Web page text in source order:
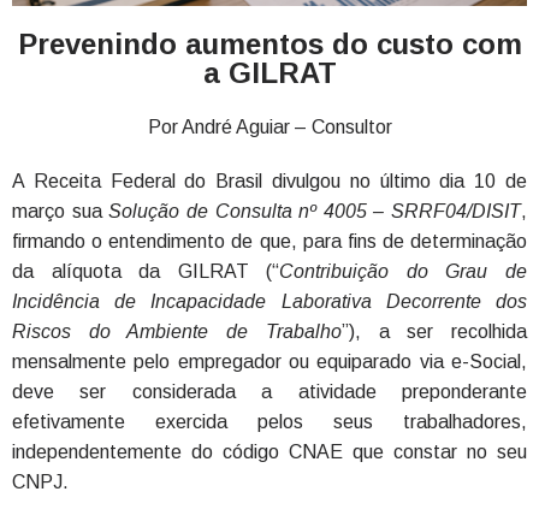
Prevenindo aumentos do custo com
a GILRAT
Por André Aguiar – Consultor
A Receita Federal do Brasil divulgou no último dia 10 de
março suaSolução de Consulta nº 4005 – SRRF04/DISIT,
firmando o entendimento de que, para fins de determinação
da alíquota da GILRAT (“Contribuição do Grau de
Incidência de Incapacidade Laborativa Decorrente dos
Riscos do Ambiente de Trabalho”), a ser recolhida
mensalmente pelo empregador ou equiparado via e-Social,
deve ser considerada a atividade preponderante
efetivamente exercida pelos seus trabalhadores,
independentemente do código CNAE que constar no seu
CNPJ.